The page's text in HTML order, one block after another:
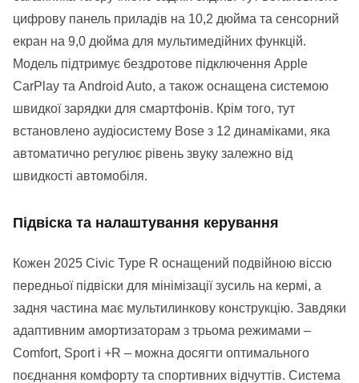
цифрову панель приладів на 10,2 дюйма та сенсорний
екран на 9,0 дюйма для мультимедійних функцій.
Модель підтримує бездротове підключення Apple
CarPlay та Android Auto, а також оснащена системою
швидкої зарядки для смартфонів. Крім того, тут
встановлено аудіосистему Bose з 12 динаміками, яка
автоматично регулює рівень звуку залежно від
швидкості автомобіля.
Підвіска та налаштування керування
Кожен 2025 Civic Type R оснащений подвійною віссю
передньої підвіски для мінімізації зусиль на кермі, а
задня частина має мультилинкову конструкцію. Завдяки
адаптивним амортизаторам з трьома режимами –
Comfort, Sport і +R – можна досягти оптимального
поєднання комфорту та спортивних відчуттів. Система